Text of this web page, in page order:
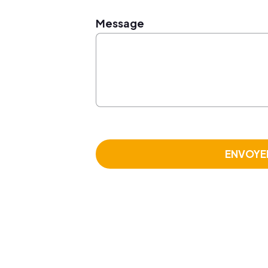
Message